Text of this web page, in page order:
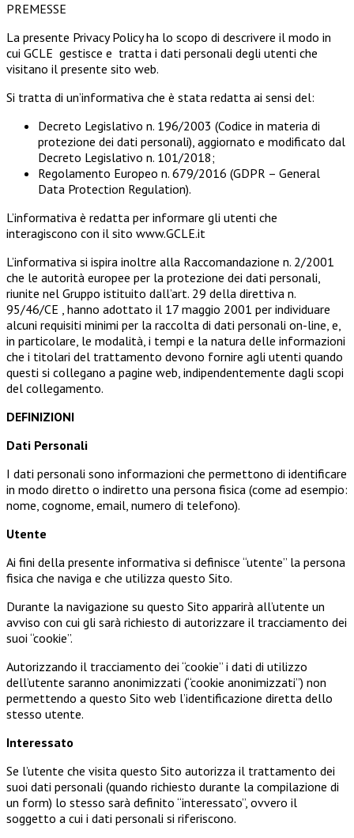
PREMESSE
La presente Privacy Policy ha lo scopo di descrivere il modo in
cui GCLE gestisce e tratta i dati personali degli utenti che
visitano il presente sito web.
Si tratta di un’informativa che è stata redatta ai sensi del:
Decreto Legislativo n. 196/2003 (Codice in materia di
protezione dei dati personali), aggiornato e modificato dal
Decreto Legislativo n. 101/2018;
Regolamento Europeo n. 679/2016 (GDPR – General
Data Protection Regulation).
L’informativa è redatta per informare gli utenti che
interagiscono con il sito www.GCLE.it
L’informativa si ispira inoltre alla Raccomandazione n. 2/2001
che le autorità europee per la protezione dei dati personali,
riunite nel Gruppo istituito dall’art. 29 della direttiva n.
95/46/CE , hanno adottato il 17 maggio 2001 per individuare
alcuni requisiti minimi per la raccolta di dati personali on-line, e,
in particolare, le modalità, i tempi e la natura delle informazioni
che i titolari del trattamento devono fornire agli utenti quando
questi si collegano a pagine web, indipendentemente dagli scopi
del collegamento.
DEFINIZIONI
Dati Personali
I dati personali sono informazioni che permettono di identificare
in modo diretto o indiretto una persona fisica (come ad esempio:
nome, cognome, email, numero di telefono).
Utente
Ai fini della presente informativa si definisce “utente” la persona
fisica che naviga e che utilizza questo Sito.
Durante la navigazione su questo Sito apparirà all’utente un
avviso con cui gli sarà richiesto di autorizzare il tracciamento dei
suoi “cookie”.
Autorizzando il tracciamento dei “cookie” i dati di utilizzo
dell’utente saranno anonimizzati (“cookie anonimizzati”) non
permettendo a questo Sito web l’identificazione diretta dello
stesso utente.
Interessato
Se l’utente che visita questo Sito autorizza il trattamento dei
suoi dati personali (quando richiesto durante la compilazione di
un form) lo stesso sarà definito “interessato”, ovvero il
soggetto a cui i dati personali si riferiscono.